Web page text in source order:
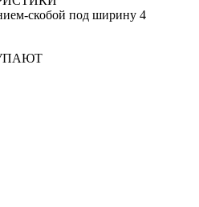
скобой под ширину 4